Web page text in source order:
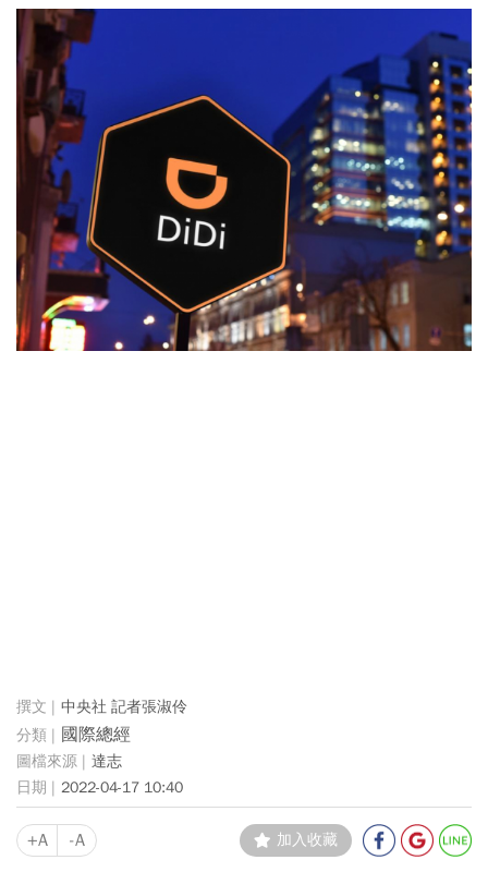
中央社 記者張淑伶
國際總經
達志
2022-04-17 10:40
+A -A 加入收藏